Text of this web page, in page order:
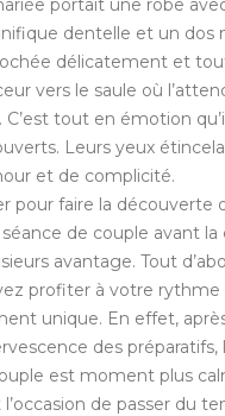
portait une robe
dentelle et un dos
délicatement et
vers le saule où
C’est tout en émotion
Leurs yeux
et de complicité.
pour faire la découverte
de couple avant
avantage. Tout
profiter à votre rythme
unique. En effet,
des préparatifs,
est moment plus
l’occasion de passer du